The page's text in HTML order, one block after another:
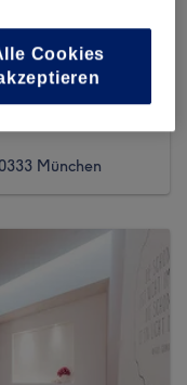
München
Cookies